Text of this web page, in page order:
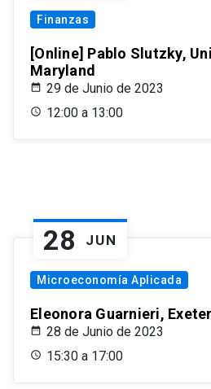
Finanzas
[Online] Pablo Slutzky,
Maryland
29 de Junio de 2023
12:00 a 13:00
28 JUN
Microeconomía Aplicada
Eleonora Guarnieri,
28 de Junio de 2023
15:30 a 17:00